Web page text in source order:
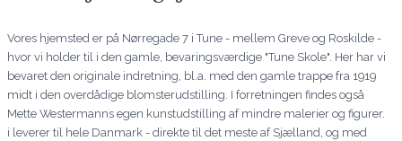
Vores hjemsted er på Nørregade 7 i Tune - mellem Greve og Roskilde -
hvor vi holder til i den gamle, bevaringsværdige "Tune Skole". Her har vi
bevaret den originale indretning, bl.a. med den gamle trappe fra 1919
midt i den overdådige blomsterudstilling. I forretningen findes også
Mette Westermanns egen kunstudstilling af mindre malerier og figurer.
i leverer til hele Danmark - direkte til det meste af Sjælland, og med